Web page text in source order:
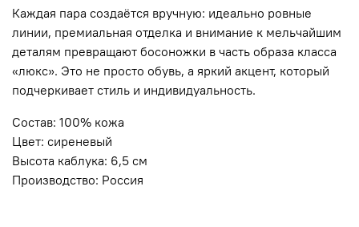
Каждая пара создаётся вручную: идеально ровные
линии, премиальная отделка и внимание к мельчайшим
деталям превращают босоножки в часть образа класса
«люкс». Это не просто обувь, а яркий акцент, который
подчеркивает стиль и индивидуальность.
Состав: 100% кожа
Цвет: сиреневый
Высота каблука: 6,5 см
Производство: Россия